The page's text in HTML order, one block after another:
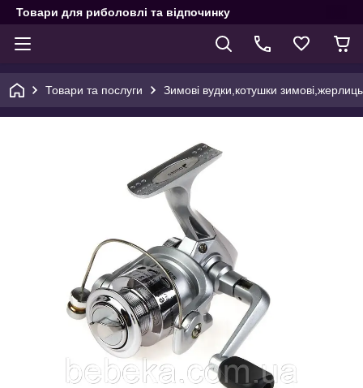
Товари для риболовлі та відпочинку
Товари та послуги Зимові вудки,котушки